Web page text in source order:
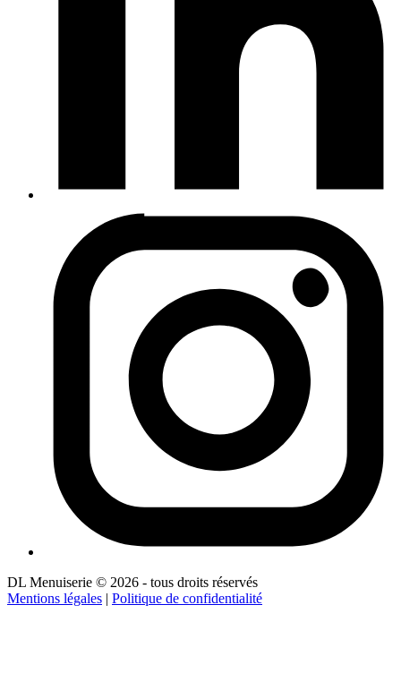
DL Menuiserie © 2026 - tous droits réservés
Mentions légales | Politique de confidentialité